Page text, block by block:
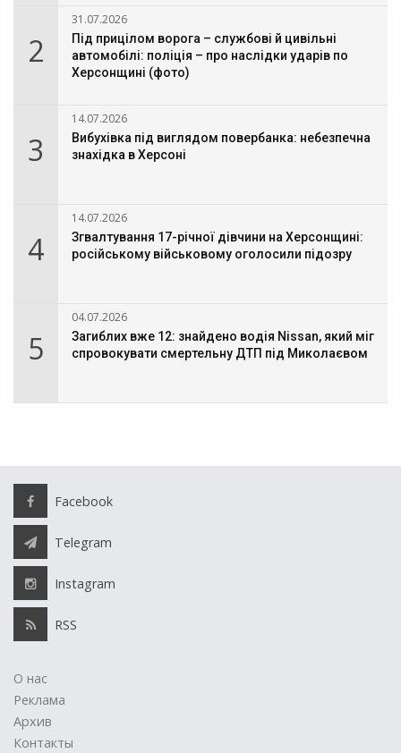
2
31.07.2026
Під прицілом ворога – службові й цивільні
автомобілі: поліція – про наслідки ударів по
Херсонщині (фото)
3
14.07.2026
Вибухівка під виглядом повербанка: небезпечна
знахідка в Херсоні
4
14.07.2026
Згвалтування 17-річної дівчини на Херсонщині:
російському військовому оголосили підозру
5
04.07.2026
Загиблих вже 12: знайдено водія Nissan, який міг
спровокувати смертельну ДТП під Миколаєвом
Facebook
Telegram
Instagram
RSS
О нас
Реклама
Архив
Контакты